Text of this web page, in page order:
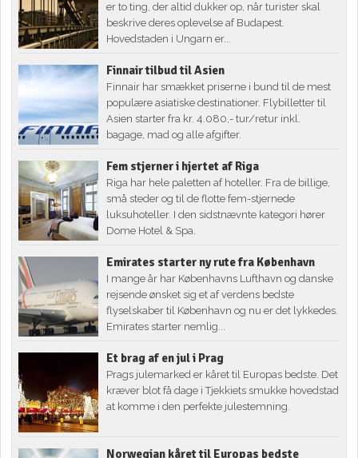
er to ting, der altid dukker op, når turister skal
beskrive deres oplevelse af Budapest.
Hovedstaden i Ungarn er...
Finnair tilbud til Asien
Finnair har smækket priserne i bund til de mest
populære asiatiske destinationer. Flybilletter til
Asien starter fra kr. 4.080,- tur/retur inkl.
bagage, mad og alle afgifter.
Fem stjerner i hjertet af Riga
Riga har hele paletten af hoteller. Fra de billige,
små steder og til de flotte fem-stjernede
luksuhoteller. I den sidstnævnte kategori hører
Dome Hotel & Spa.
Emirates starter ny rute fra København
I mange år har Københavns Lufthavn og danske
rejsende ønsket sig et af verdens bedste
flyselskaber til København og nu er det lykkedes.
Emirates starter nemlig...
Et brag af en jul i Prag
Prags julemarked er kåret til Europas bedste. Det
kræver blot få dage i Tjekkiets smukke hovedstad
at komme i den perfekte julestemning.
Norwegian kåret til Europas bedste